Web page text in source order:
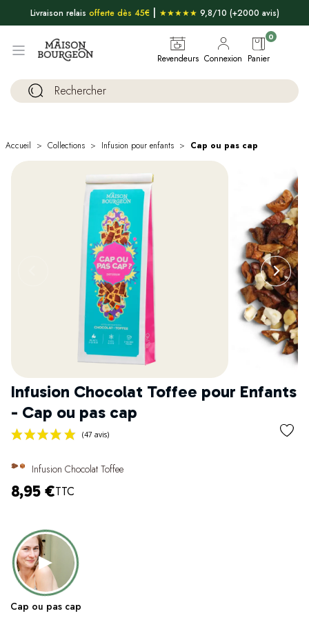
Livraison relais offerte dès 45€| ★★★★★ 9,8/10 (+2000 avis)
Revendeurs Connexion Panier
0
Accueil Collections Infusion pour enfants Cap ou pas cap
Infusion Chocolat Toffee pour Enfants
- Cap ou pas cap
Infusion Chocolat Toffee
8,95 €TTC
Cap ou pas cap